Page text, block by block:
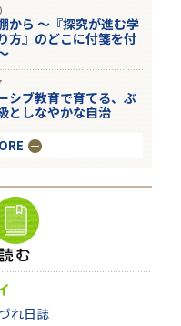
から 〜『探究が進む学
方』のどこに付箋を付
シブ教育で育てる、ぶ
としなやかな自治
れ日誌